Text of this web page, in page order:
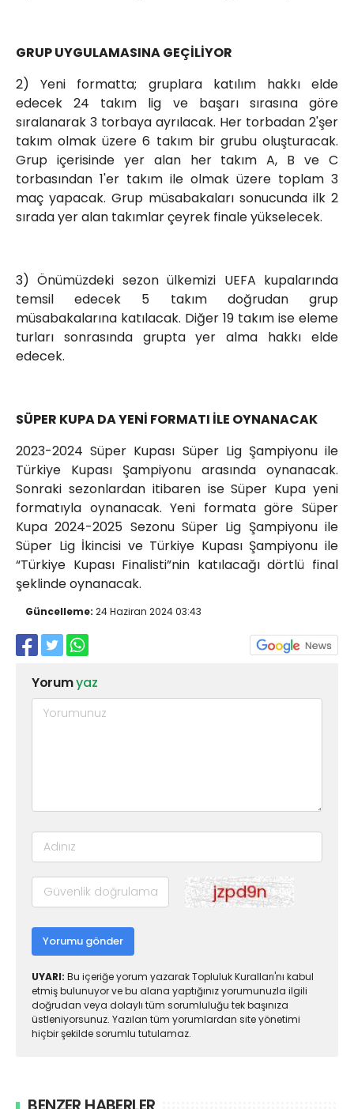
GRUP UYGULAMASINA GEÇİLİYOR
2) Yeni formatta; gruplara katılım hakkı elde
edecek 24 takım lig ve başarı sırasına göre
sıralanarak 3 torbaya ayrılacak. Her torbadan 2'şer
takım olmak üzere 6 takım bir grubu oluşturacak.
Grup içerisinde yer alan her takım A, B ve C
torbasından 1'er takım ile olmak üzere toplam 3
maç yapacak. Grup müsabakaları sonucunda ilk 2
sırada yer alan takımlar çeyrek finale yükselecek.
3) Önümüzdeki sezon ülkemizi UEFA kupalarında
temsil edecek 5 takım doğrudan grup
müsabakalarına katılacak. Diğer 19 takım ise eleme
turları sonrasında grupta yer alma hakkı elde
edecek.
SÜPER KUPA DA YENİ FORMATI İLE OYNANACAK
2023-2024 Süper Kupası Süper Lig Şampiyonu ile
Türkiye Kupası Şampiyonu arasında oynanacak.
Sonraki sezonlardan itibaren ise Süper Kupa yeni
formatıyla oynanacak. Yeni formata göre Süper
Kupa 2024-2025 Sezonu Süper Lig Şampiyonu ile
Süper Lig İkincisi ve Türkiye Kupası Şampiyonu ile
“Türkiye Kupası Finalisti”nin katılacağı dörtlü final
şeklinde oynanacak.
Güncelleme: 24 Haziran 2024 03:43
Yorumyaz
Yorumu gönder
UYARI: Bu içeriğe yorum yazarak Topluluk Kuralları'nı kabul
etmiş bulunuyor ve bu alana yaptığınız yorumunuzla ilgili
doğrudan veya dolaylı tüm sorumluluğu tek başınıza
üstleniyorsunuz. Yazılan tüm yorumlardan site yönetimi
hiçbir şekilde sorumlu tutulamaz.